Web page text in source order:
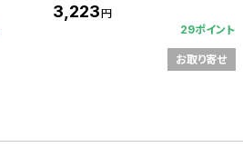
3,223円
29ポイント
お取り寄せ